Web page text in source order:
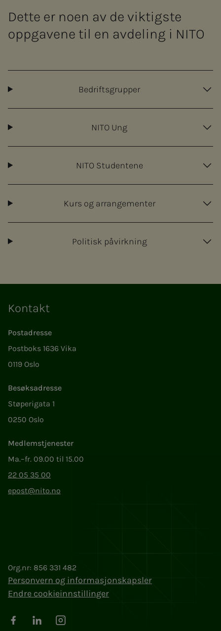
Dette er noen av de viktigste
oppgavene til en avdeling i NITO
Bedriftsgrupper
NITO Ung
NITO Studentene
Kurs og arrangementer
Politisk påvirkning
Kontakt
Postadresse
Postboks 1636 Vika
0119 Oslo
Besøksadresse
Støperigata 1
0250 Oslo
Medlemstjenester
Ma.–fr. 09.00 til 15.00
22 05 35 00
epost@nito.no
Org.nr: 856 331 482
Personvern og informasjonskapsler
Endre cookieinnstillinger
FacebookLinkedInInstagram